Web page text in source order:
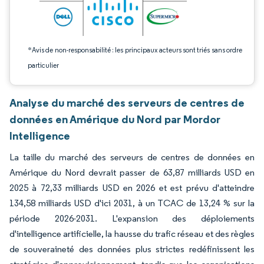
*Avis de non-responsabilité : les principaux acteurs sont triés sans ordre
particulier
Analyse du marché des serveurs de centres de
données en Amérique du Nord par Mordor
Intelligence
La taille du marché des serveurs de centres de données en
Amérique du Nord devrait passer de 63,87 milliards USD en
2025 à 72,33 milliards USD en 2026 et est prévu d'atteindre
134,58 milliards USD d'ici 2031, à un TCAC de 13,24 % sur la
période 2026-2031. L'expansion des déploiements
d'intelligence artificielle, la hausse du trafic réseau et des règles
de souveraineté des données plus strictes redéfinissent les